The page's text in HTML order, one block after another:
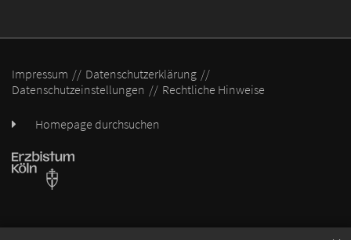
Impressum
Datenschutzerklärung
Datenschutzeinstellungen
Rechtliche Hinweise
Homepage durchsuchen